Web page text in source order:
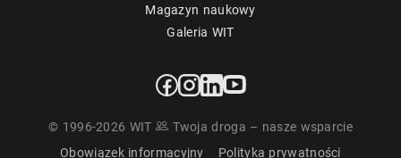
Magazyn naukowy
Galeria WIT
© 1996-2026 WIT
Twoja droga – nasze wsparcie
Obowiązek informacyjny
Polityka prywatności